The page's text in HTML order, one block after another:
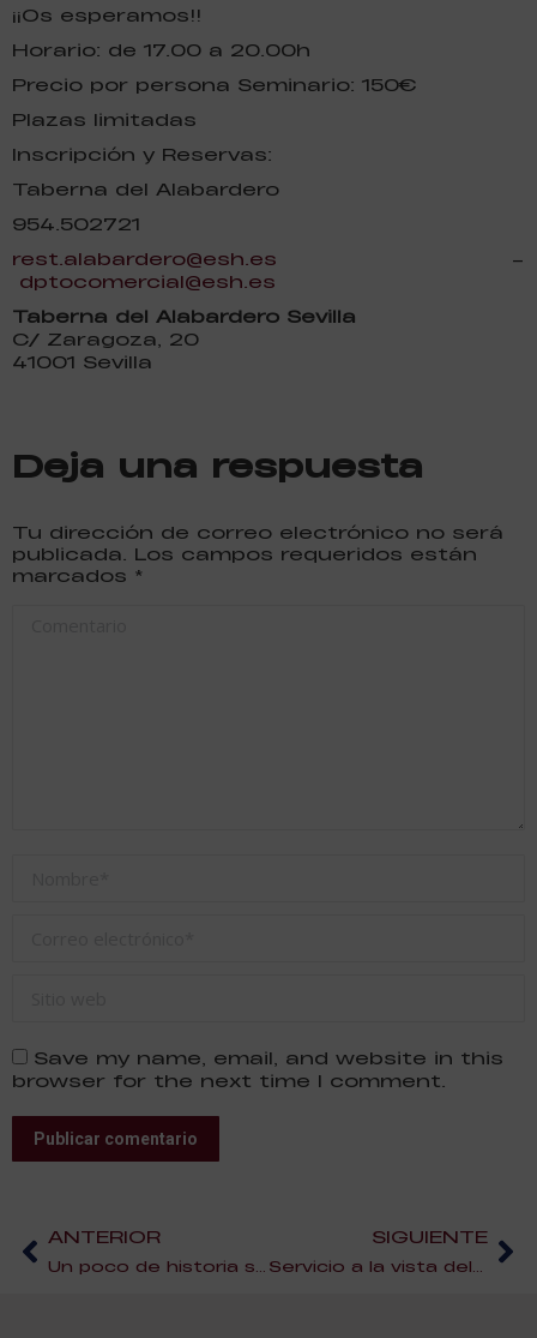
¡¡Os esperamos!!
Horario: de 17.00 a 20.00h
Precio por persona Seminario: 150€
Plazas limitadas
Inscripción y Reservas:
Taberna del Alabardero
954.502721
rest.alabardero@esh.es –
dptocomercial@esh.es
Taberna del Alabardero Sevilla
C/ Zaragoza, 20
41001 Sevilla
Deja una respuesta
Tu dirección de correo electrónico no será
publicada. Los campos requeridos están
marcados *
Save my name, email, and website in this
browser for the next time I comment.
Publicar comentario
ANTERIOR SIGUIENTE